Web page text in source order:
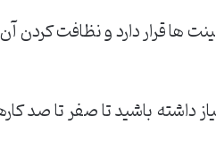
ها قرار دارد و نظافت
باشید تا صفر تا صد